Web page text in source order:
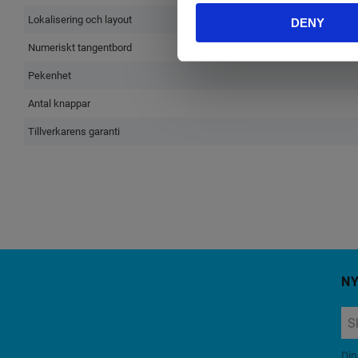
DENY
Lokalisering och layout
Numeriskt tangentbord
Pekenhet
Antal knappar
Tillverkarens garanti